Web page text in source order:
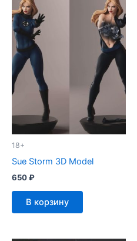
18+
Sue Storm 3D Model
650₽
В корзину